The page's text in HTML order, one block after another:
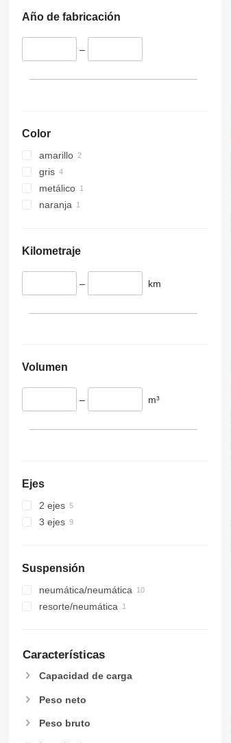
Año de fabricación
–
Color
amarillo
gris
metálico
naranja
Kilometraje
– km
Volumen
– m³
Ejes
2 ejes
3 ejes
Suspensión
neumática/neumática
resorte/neumática
Características
Capacidad de carga
Peso neto
Peso bruto